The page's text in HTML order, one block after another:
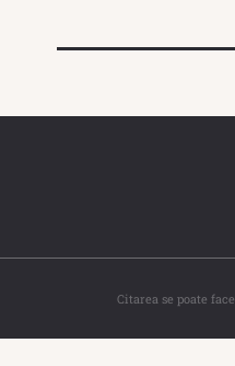
Citarea se poate